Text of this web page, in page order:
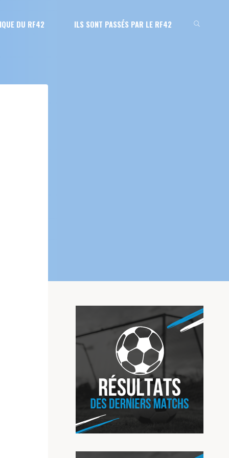
DU RF42 ILS SONT PASSÉS PAR LE RF42